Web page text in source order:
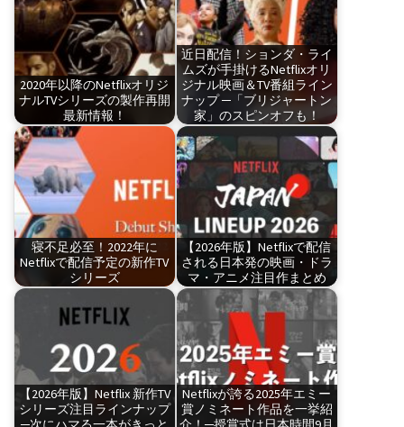
2020年以降のNetflixオリジ
ナルTVシリーズの製作再開
最新情報！
近日配信！ションダ・ライ
ムズが手掛けるNetflixオリ
ジナル映画＆TV番組ライン
ナップ ─「ブリジャートン
家」のスピンオフも！
寝不足必至！2022年に
Netflixで配信予定の新作TV
シリーズ
【2026年版】Netflixで配信
される日本発の映画・ドラ
マ・アニメ注目作まとめ
【2026年版】Netflix 新作TV
シリーズ注目ラインナップ
Netflixが誇る2025年エミー
賞ノミネート作品を一挙紹